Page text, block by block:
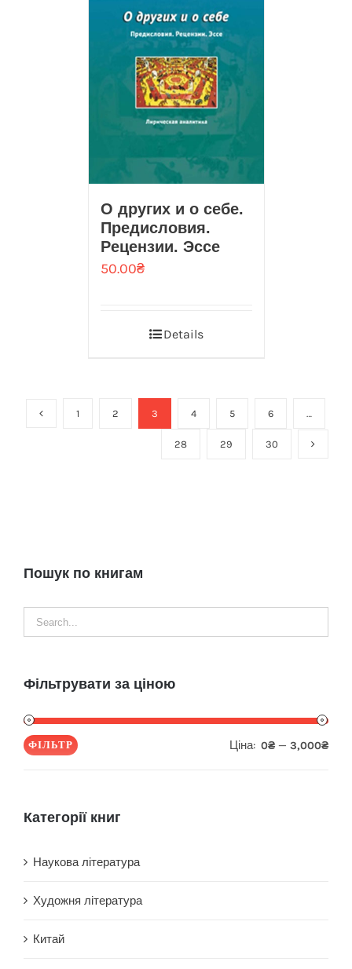
О других и о себе.
Предисловия.
Рецензии. Эссе
50.00₴
Details
1 2 3 4 5 6 …
28 29 30
Пошук по книгам
Фільтрувати за ціною
ФІЛЬТР Ціна: 0₴ — 3,000₴
Категорії книг
Наукова література
Художня література
Китай